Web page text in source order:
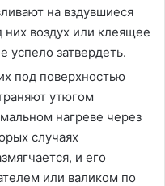
на вздувшиеся
них воздух или клеящее
успело затвердеть.
под поверхностью
утюгом
нагреве через
случаях
и его
или валиком по